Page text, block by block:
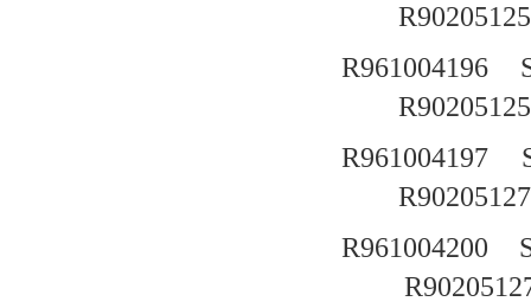
R961004196
R961004197
R961004200